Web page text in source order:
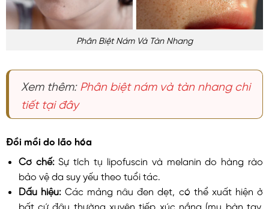
Phân Biệt Nám Và Tàn Nhang
Xem thêm: Phân biệt nám và tàn nhang chi
tiết tại đây
Đồi mồi do lão hóa
Cơ chế:Sự tích tụ lipofuscin và melanin do hàng rào
bảo vệ da suy yếu theo tuổi tác.
Dấu hiệu:Các mảng nâu đen dẹt, có thể xuất hiện ở
bất cứ đâu thường xuyên tiếp xúc nắng (mu bàn tay,